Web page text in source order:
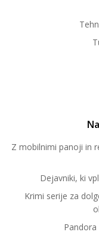
Z mobilnimi panoji in
Dejavniki, ki
Krimi serije za
Pandora